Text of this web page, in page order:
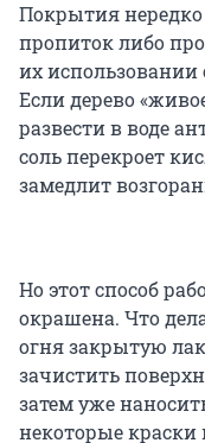
Покрытия
пропиток либо
их
Если дерево
развести в воде
соль перекроет
замедлит
Но этот способ
окрашена. Что
огня закрытую
зачистить
затем уже
некоторые краски